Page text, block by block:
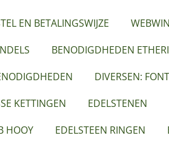
EN BETALINGSWIJZE
BENODIGDHEDEN
DIVERSEN:
KETTINGEN
EDELSTENEN
HOOY EDELSTEEN RINGEN